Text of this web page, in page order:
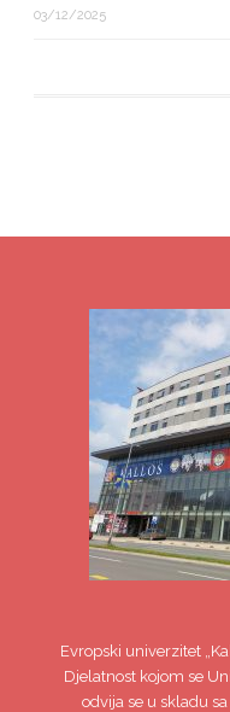
03/12/2025
Evropski univerzitet
Djelatnost kojom se
odvija se u skladu